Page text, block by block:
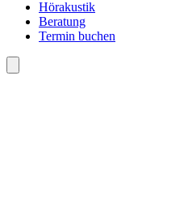
Hörakustik
Beratung
Termin buchen